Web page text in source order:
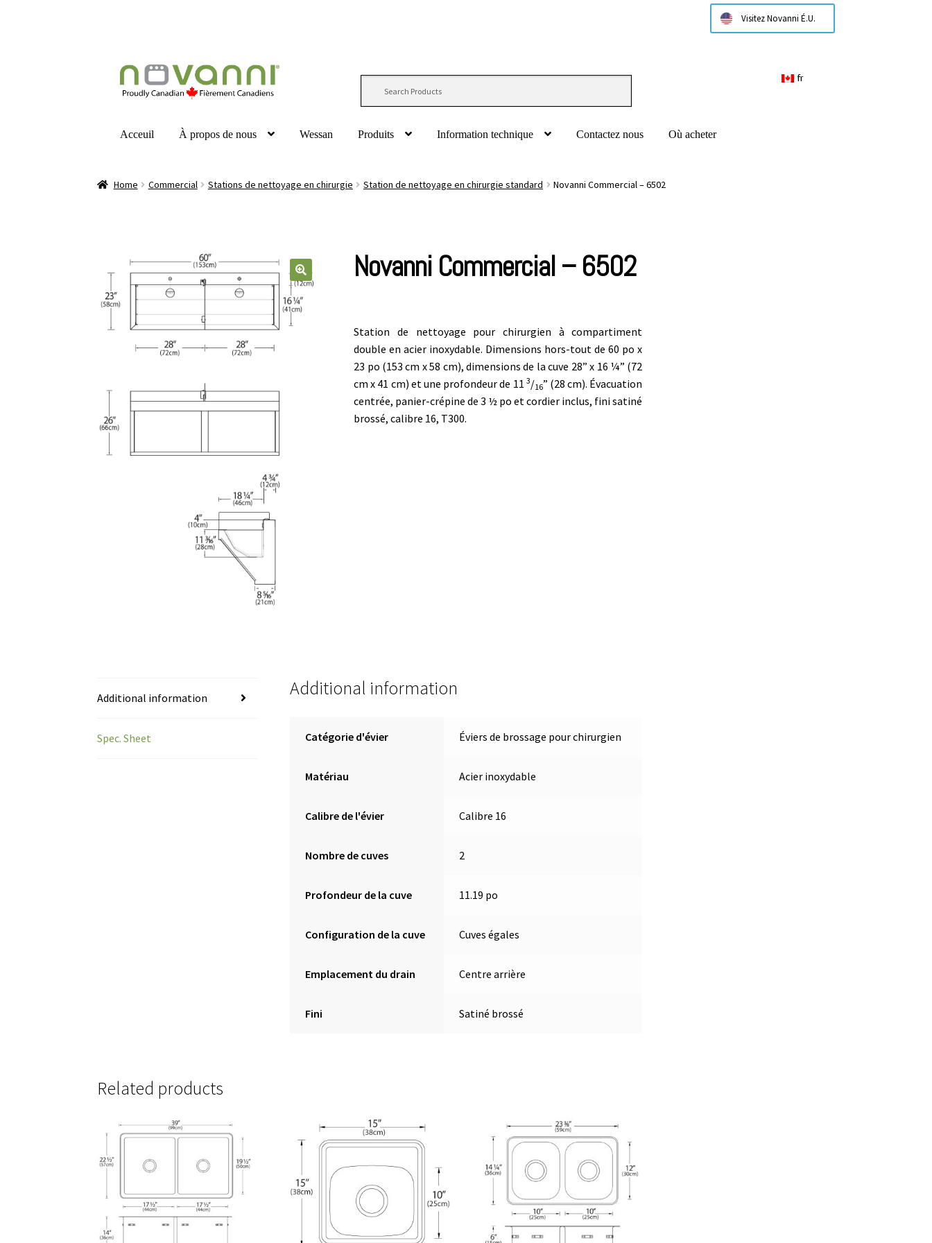
Visitez Novanni É.U.
fr
Acceuil À propos de nous Wessan Produits Information technique Contactez nous Où acheter
Home Commercial Stations de nettoyage en chirurgie Station de nettoyage en chirurgie standard Novanni Commercial – 6502
Novanni Commercial – 6502
Station de nettoyage pour chirurgien à compartiment
double en acier inoxydable. Dimensions hors-tout de 60 po x
23 po (153 cm x 58 cm), dimensions de la cuve 28” x 16 ¼” (72
cm x 41 cm) et une profondeur de 11 3/16” (28 cm). Évacuation
centrée, panier-crépine de 3 ½ po et cordier inclus, fini satiné
brossé, calibre 16, T300.
Additional information
Spec. Sheet
Additional information
Catégorie d'évier Éviers de brossage pour chirurgien
Matériau Acier inoxydable
Calibre de l'évier Calibre 16
Nombre de cuves 2
Profondeur de la cuve 11.19 po
Configuration de la cuve Cuves égales
Emplacement du drain Centre arrière
Fini Satiné brossé
Related products